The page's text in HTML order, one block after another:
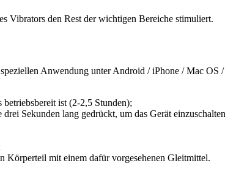
Vibrators den Rest der wichtigen Bereiche stimuliert.
Anwendung unter Android / iPhone / Mac
betriebsbereit ist (2-2,5 Stunden);
Sekunden lang gedrückt, um das Gerät
Körperteil mit einem dafür vorgesehenen Gleitmittel.